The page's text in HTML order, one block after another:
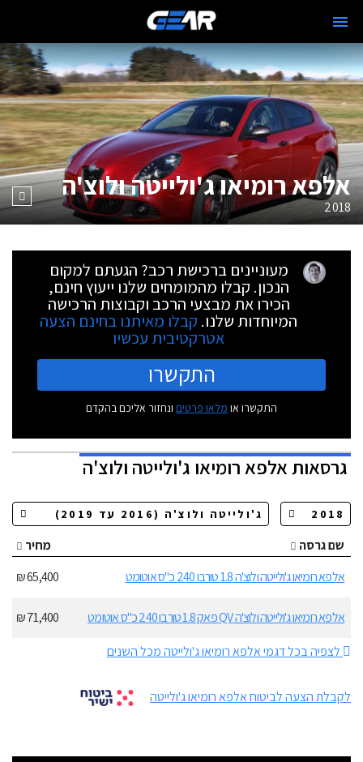
אלפא רומיאו ג'ולייטה ולוצ'ה
2018
מעוניינים ברכישת רכב? הגעתם למקום
הנכון. קבלו מהמומחים שלנו ייעוץ חינם,
הכירו את מבצעי הרכב וקבוצות הרכישה
המיוחדות שלנו. קבלו מאיתנו בחינם הצעה
אטרקטיבית עכשיו
התקשרו
התקשרו או מלאו פרטים ונחזור אליכם בהקדם
גרסאותאלפא רומיאו ג'ולייטה ולוצ'ה
שם גרסה
מחיר
אלפא רומיאו ג'ולייטה ולוצ'ה 1.8 טורבו 240 כ"ס אוטומט
65,400 ₪
אלפא רומיאו ג'ולייטה ולוצ'ה QV פאק 1.8 טורבו 240 כ"ס אוטומט
71,400 ₪
לצפיה בכל דגמי אלפא רומיאו ג'ולייטה מכל השנים
לקבלת הצעה לביטוח אלפא רומיאו ג'ולייטה